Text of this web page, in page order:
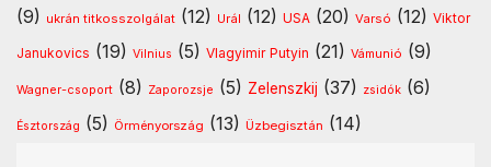
(9) ukrán titkosszolgálat (12) Urál (12) USA (20) Varsó (12) Viktor
Janukovics (19) Vilnius (5) Vlagyimir Putyin (21) Vámunió (9)
Wagner-csoport (8) Zaporozsje (5) Zelenszkij (37) zsidók (6)
Észtország (5) Örményország (13) Üzbegisztán (14)